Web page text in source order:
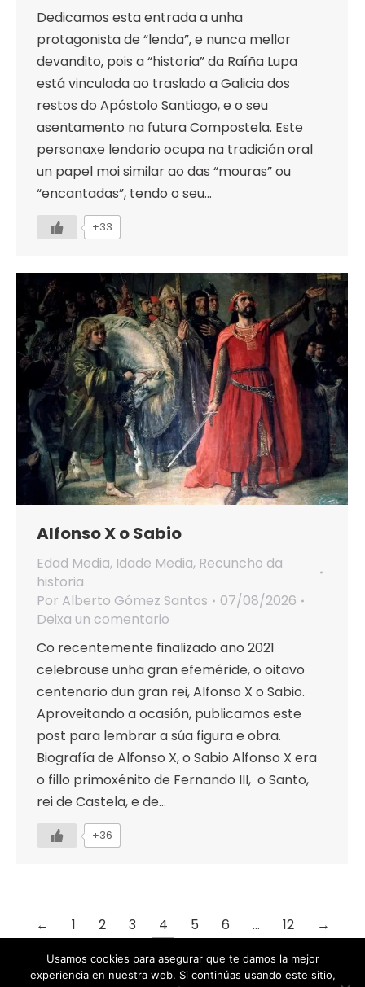
Dedicamos esta entrada a unha
protagonista de “lenda”, e nunca mellor
devandito, pois a “historia” da Raíña Lupa
está vinculada ao traslado a Galicia dos
restos do Apóstolo Santiago, e o seu
asentamento na futura Compostela. Este
personaxe lendario ocupa na tradición oral
un papel moi similar ao das “mouras” ou
“encantadas”, tendo o seu…
+33
Alfonso X o Sabio
Edad Media, Idade Media, Recuncho da
historia
Por Alberto Gómez Santos
07/08/2026
Deixa un comentario
Co recentemente finalizado ano 2021
celebrouse unha gran efeméride, o oitavo
centenario dun gran rei, Alfonso X o Sabio.
Aproveitando a ocasión, publicamos este
post para lembrar a súa figura e obra.
Biografía de Alfonso X, o Sabio Alfonso X era
o fillo primoxénito de Fernando III, o Santo,
rei de Castela, e de…
+36
← 1 2 3 4 5 6 … 12 →
Usamos cookies para asegurar que te damos la mejor
experiencia en nuestra web. Si continúas usando este sitio,